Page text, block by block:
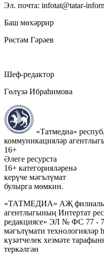
Эл. почта: infotat@tatar-
Баш мөхәррир
Рөстәм Гәрәев
Шеф-редактор
Гөлүзә Ибраһимова
«Татмедиа»
коммуникацияләр
16+
Әлеге ресурста
16+ категорияләренә
керүче мәгълүмат
булырга мөмкин.
«ТАТМЕДИА» АҖ филиалы
агентлыгының Интертат
редакциясе» ЭЛ № ФС 77 -
мәгълүмати
күзәтчелек хезмәте
теркәлгән